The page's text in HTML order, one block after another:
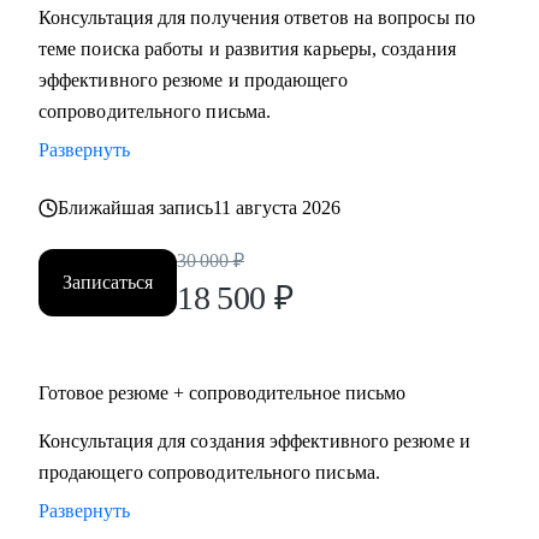
Мидл и топ руководители.
• CEO/Генеральный директор
• Операционный директор/Исполнительный директор
• Коммерческий директор/Директор по продажам
• CFO/ Финансовый директор
• Директор по производству
• ИТ-директор
• Директор по логистике и закупкам
• Директор по стратегическому развитию
Для своих клиентов я — Карьерный доктор, который
поможет «диагностировать и вылечить» проблемы в
области профессионального развития: выявить сильные
уникальность, найти оптимальное и актуальное решение, а
Консультация для получения ответов на вопросы по
теме поиска работы и развития карьеры, создания
эффективного резюме и продающего
сопроводительного письма.
Развернуть
Ближайшая запись11 августа 2026
Записаться
30 000 ₽
18 500 ₽
Готовое резюме + сопроводительное письмо
Консультация для создания эффективного резюме и
продающего сопроводительного письма.
Развернуть